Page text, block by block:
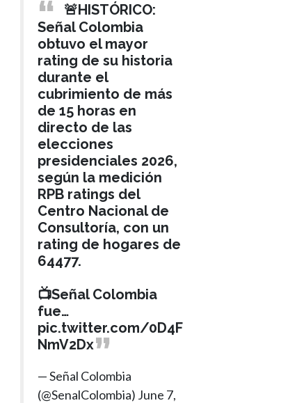
🚨HISTÓRICO:
Señal Colombia
obtuvo el mayor
rating de su historia
durante el
cubrimiento de más
de 15 horas en
directo de las
elecciones
presidenciales 2026,
según la medición
RPB ratings del
Centro Nacional de
Consultoría, con un
rating de hogares de
64477.
📺Señal Colombia
fue…
pic.twitter.com/0D4F
NmV2Dx
— Señal Colombia
(@SenalColombia) June 7,